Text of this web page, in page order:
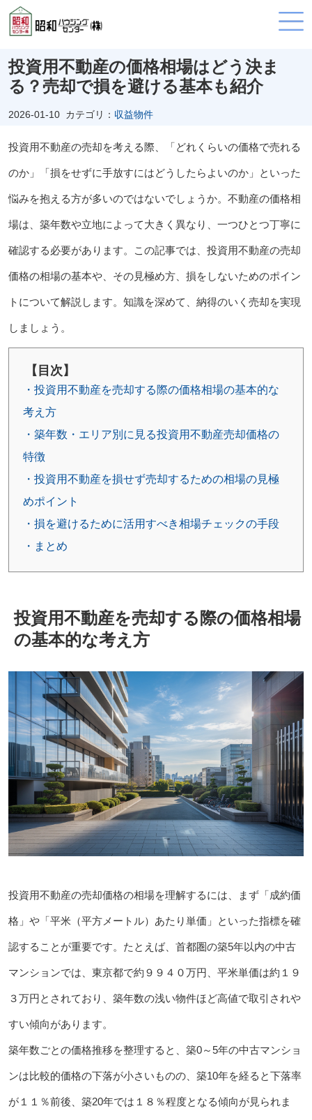
投資用不動産の価格相場はどう決ま
る？売却で損を避ける基本も紹介
2026-01-10 カテゴリ： 収益物件
投資用不動産の売却を考える際、「どれくらいの価格で売れる
のか」「損をせずに手放すにはどうしたらよいのか」といった
悩みを抱える方が多いのではないでしょうか。不動産の価格相
場は、築年数や立地によって大きく異なり、一つひとつ丁寧に
確認する必要があります。この記事では、投資用不動産の売却
価格の相場の基本や、その見極め方、損をしないためのポイン
トについて解説します。知識を深めて、納得のいく売却を実現
しましょう。
【目次】
・投資用不動産を売却する際の価格相場の基本的な
考え方
・築年数・エリア別に見る投資用不動産売却価格の
特徴
・投資用不動産を損せず売却するための相場の見極
めポイント
・損を避けるために活用すべき相場チェックの手段
・まとめ
投資用不動産を売却する際の価格相場
の基本的な考え方
投資用不動産の売却価格の相場を理解するには、まず「成約価
格」や「平米（平方メートル）あたり単価」といった指標を確
認することが重要です。たとえば、首都圏の築5年以内の中古
マンションでは、東京都で約９９４０万円、平米単価は約１９
３万円とされており、築年数の浅い物件ほど高値で取引されや
すい傾向があります。
築年数ごとの価格推移を整理すると、築0～5年の中古マンショ
ンは比較的価格の下落が小さいものの、築10年を経ると下落率
が１１％前後、築20年では１８％程度となる傾向が見られま